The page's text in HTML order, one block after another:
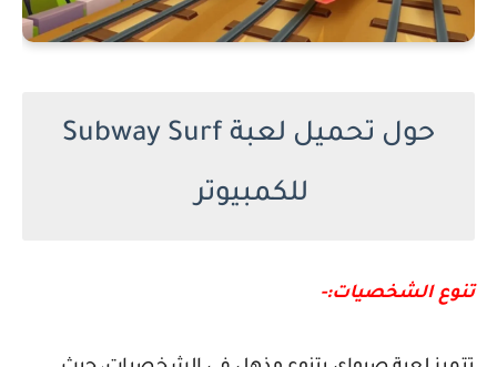
حول تحميل لعبة Subway Surf
للكمبيوتر
تنوع الشخصيات:-